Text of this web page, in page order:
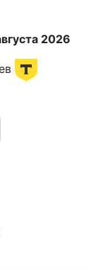
2026